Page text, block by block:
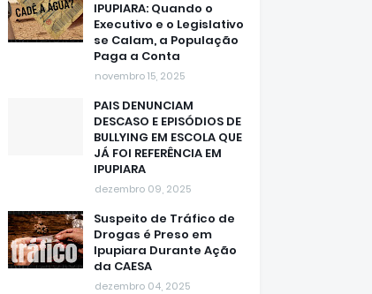
IPUPIARA: Quando o
Executivo e o Legislativo
se Calam, a População
Paga a Conta
novembro 15, 2025
PAIS DENUNCIAM
DESCASO E EPISÓDIOS DE
BULLYING EM ESCOLA QUE
JÁ FOI REFERÊNCIA EM
IPUPIARA
dezembro 09, 2025
Suspeito de Tráfico de
Drogas é Preso em
Ipupiara Durante Ação
da CAESA
dezembro 04, 2025